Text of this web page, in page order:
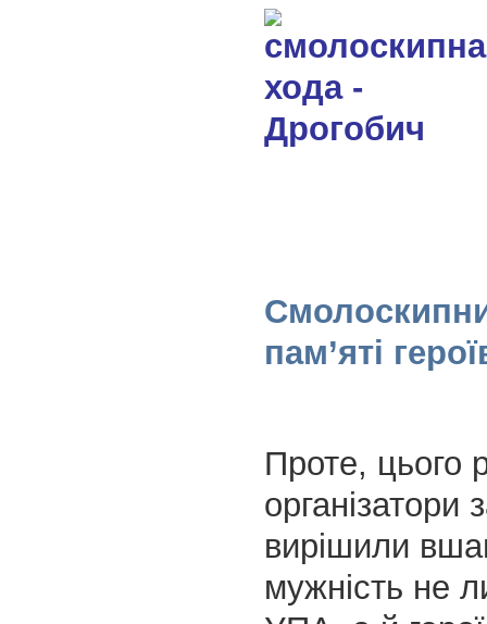
пам’яті
Проте, цього
організатори
вирішили
мужність не